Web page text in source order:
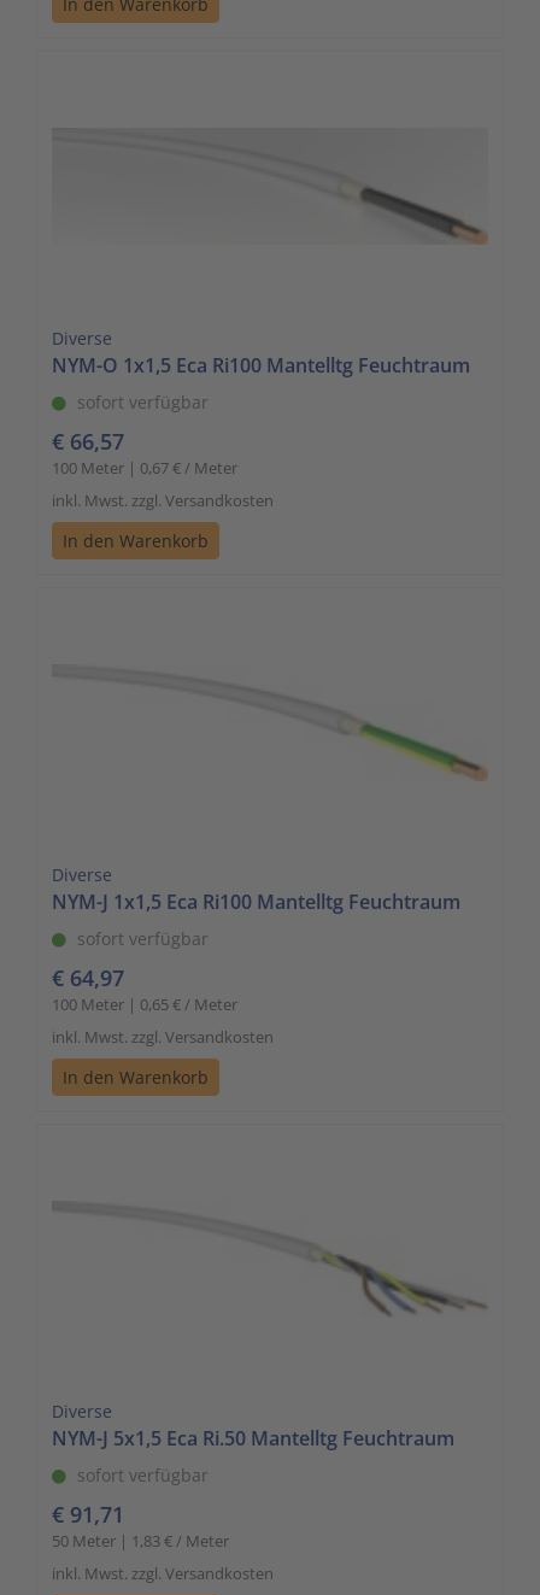
Diverse
NYM-O 1x1,5 Eca Ri100 Mantelltg Feuchtraum
sofort verfügbar
€ 66,57
100 Meter | 0,67 € / Meter
inkl. Mwst. zzgl. Versandkosten
In den Warenkorb
Diverse
NYM-J 1x1,5 Eca Ri100 Mantelltg Feuchtraum
sofort verfügbar
€ 64,97
100 Meter | 0,65 € / Meter
inkl. Mwst. zzgl. Versandkosten
In den Warenkorb
Diverse
NYM-J 5x1,5 Eca Ri.50 Mantelltg Feuchtraum
sofort verfügbar
€ 91,71
50 Meter | 1,83 € / Meter
inkl. Mwst. zzgl. Versandkosten